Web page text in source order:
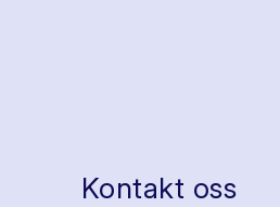
Kontakt oss